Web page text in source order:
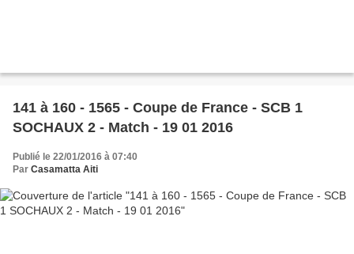
141 à 160 - 1565 - Coupe de France - SCB 1
SOCHAUX 2 - Match - 19 01 2016
Publié le 22/01/2016 à 07:40
Par Casamatta Aiti